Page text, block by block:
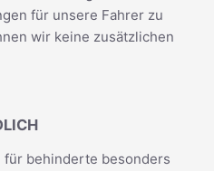
für unsere Fahrer zu
wir keine zusätzlichen
für behinderte besonders